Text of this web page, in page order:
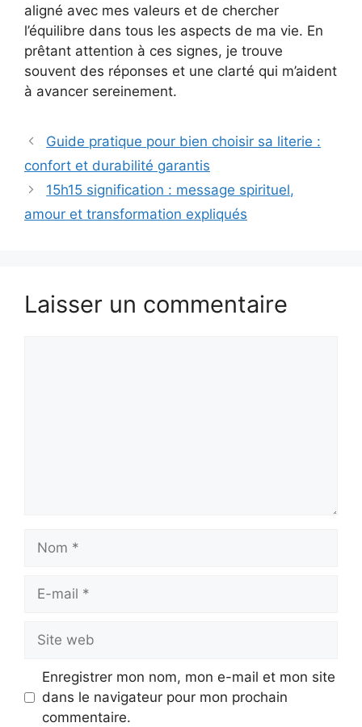
aligné avec mes valeurs et de chercher
l’équilibre dans tous les aspects de ma vie. En
prêtant attention à ces signes, je trouve
souvent des réponses et une clarté qui m’aident
à avancer sereinement.
Guide pratique pour bien choisir sa literie :
confort et durabilité garantis
15h15 signification : message spirituel,
amour et transformation expliqués
Laisser un commentaire
Nom
Site
web
Enregistrer mon nom, mon e-mail et mon site
dans le navigateur pour mon prochain
commentaire.